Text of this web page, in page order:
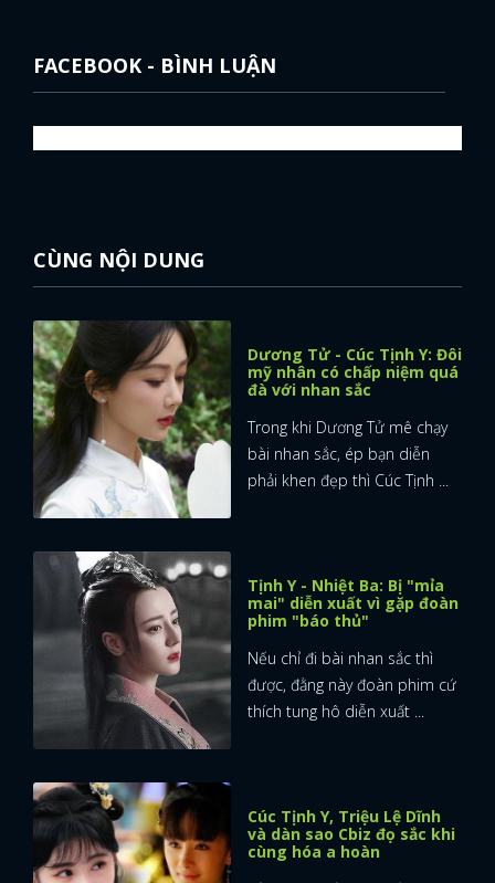
FACEBOOK - BÌNH LUẬN
CÙNG NỘI DUNG
Dương Tử - Cúc Tịnh Y: Đôi
mỹ nhân có chấp niệm quá
đà với nhan sắc
Trong khi Dương Tử mê chạy
bài nhan sắc, ép bạn diễn
phải khen đẹp thì Cúc Tịnh ...
Tịnh Y - Nhiệt Ba: Bị "mỉa
mai" diễn xuất vì gặp đoàn
phim "báo thủ"
Nếu chỉ đi bài nhan sắc thì
được, đằng này đoàn phim cứ
thích tung hô diễn xuất ...
Cúc Tịnh Y, Triệu Lệ Dĩnh
và dàn sao Cbiz đọ sắc khi
cùng hóa a hoàn